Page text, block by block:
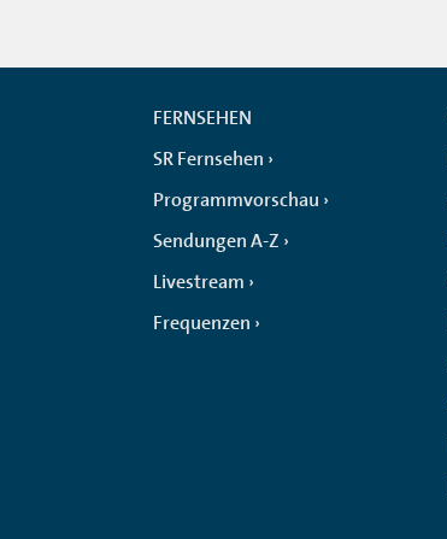
FERNSEHEN
SR Fernsehen
Programmvorschau
Sendungen A-Z
Livestream
Frequenzen